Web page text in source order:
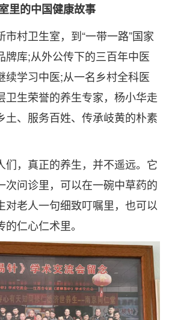
的中国健康故事
村卫生室，到“一带一路”国家
牌库;从外公传下的三百年中医
续学习中医;从一名乡村全科医
卫生荣誉的养生专家，杨小华走
土、服务百姓、传承岐黄的朴素
，真正的养生，并不遥远。它
次问诊里，可以在一碗中草药的
对老人一句细致叮嘱里，也可以
仁心仁术里。